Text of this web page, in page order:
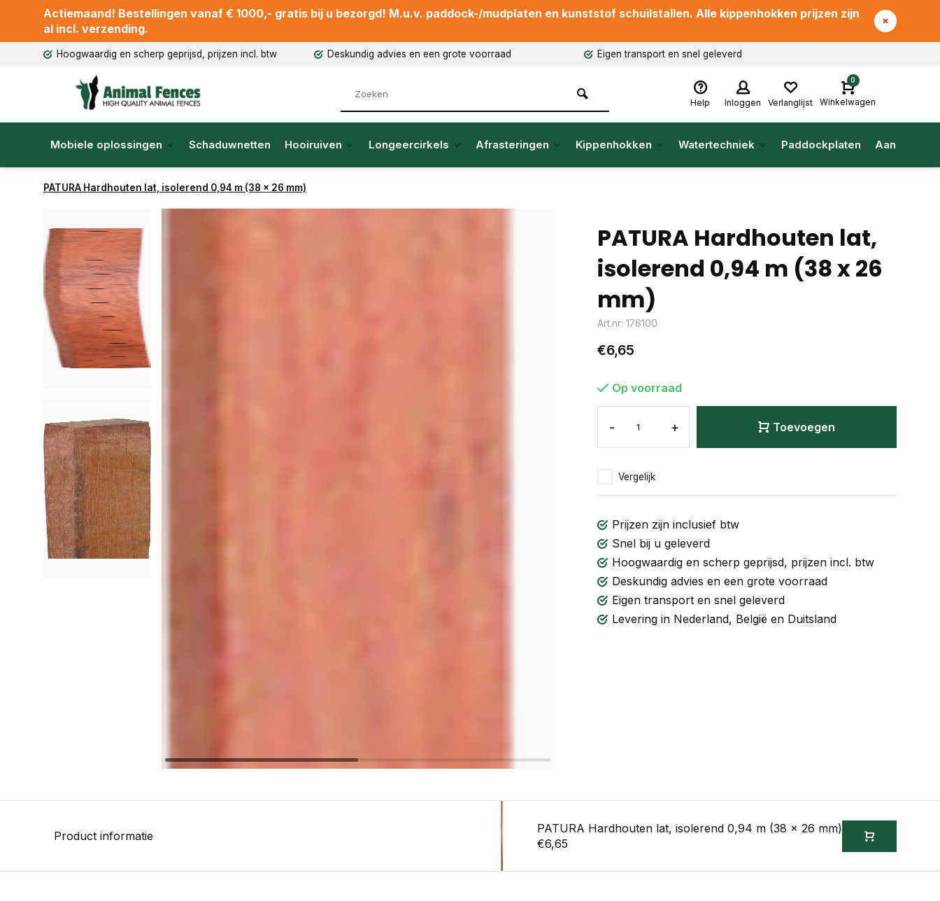
Actiemaand! Bestellingen vanaf € 1000,- gratis bij u bezorgd! M.u.v. paddock-/mudplaten en kunststof schuilstallen. Alle kippenhokken prijzen zijn
al incl. verzending.
Hoogwaardig en scherp geprijsd, prijzen incl. btw Deskundig advies en een grote voorraad Eigen transport en snel geleverd
Help Inloggen Verlanglijst
0
Winkelwagen
Mobiele oplossingen Schaduwnetten Hooiruiven Longeercirkels Afrasteringen Kippenhokken Watertechniek Paddockplaten
PATURA Hardhouten lat, isolerend 0,94 m (38 x 26 mm)
PATURA Hardhouten lat,
isolerend 0,94 m (38 x 26
mm)
Art.nr: 176100
€6,65
Op voorraad
- + Toevoegen
Vergelijk
Prijzen zijn inclusief btw
Snel bij u geleverd
Hoogwaardig en scherp geprijsd, prijzen incl. btw
Deskundig advies en een grote voorraad
Eigen transport en snel geleverd
Levering in Nederland, België en Duitsland
Product informatie
PATURA Hardhouten lat, isolerend 0,94 m (38 x 26 mm)
€6,65